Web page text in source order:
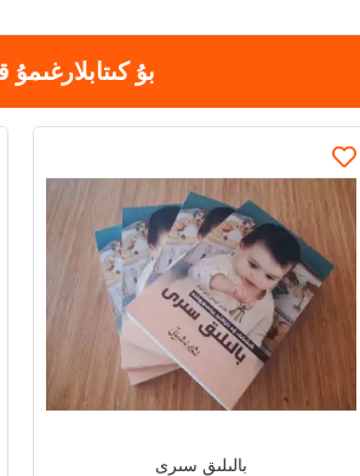
بۇ
بالىلىق سىرى